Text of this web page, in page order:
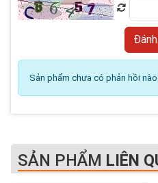
Sản phẩm chưa có phản hồi nào
SẢN PHẨM LIÊN